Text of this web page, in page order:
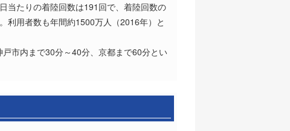
当たりの着陸回数は191回で、着陸回数の
利用者数も年間約1500万人（2016年）と
市内まで30分～40分、京都まで60分とい